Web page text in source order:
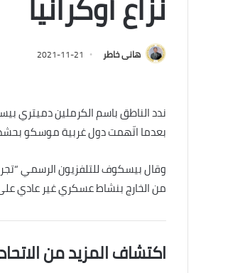
هانى خاطر 2021-11-21
ندد الناطق باسم الكرملين دميتري
بعدما اتّهمت دول غربية موسكو بحشد
وقال بيسكوف للتلفزيون الرسمي
من الخارج بنشاط عسكري غير عادي على
اكتشاف المزيد من